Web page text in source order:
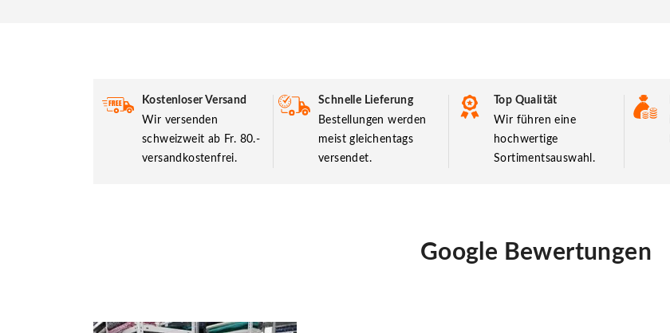
Kostenloser Versand
Wir versenden
schweizweit ab Fr. 80.-
versandkostenfrei.
Schnelle Lieferung
Bestellungen werden
meist gleichentags
versendet.
Top Qualität
Wir führen eine
hochwertige
Sortimentsauswahl.
Google Bewertungen